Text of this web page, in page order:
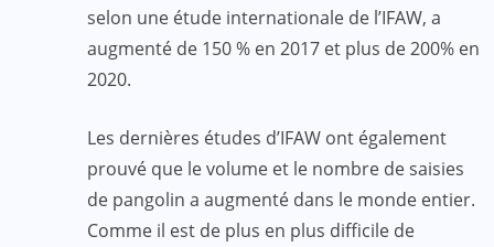
selon une étude internationale de l’IFAW, a
augmenté de 150 % en 2017 et plus de 200% en
2020.
Les dernières études d’IFAW ont également
prouvé que le volume et le nombre de saisies
de pangolin a augmenté dans le monde entier.
Comme il est de plus en plus difficile de